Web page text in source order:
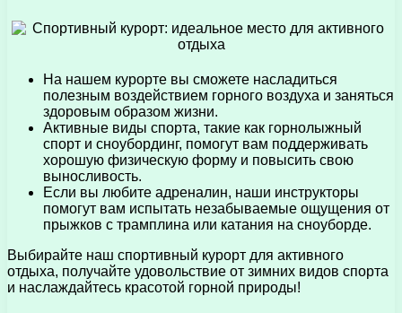
На нашем курорте вы сможете насладиться
полезным воздействием горного воздуха и заняться
здоровым образом жизни.
Активные виды спорта, такие как горнолыжный
спорт и сноубординг, помогут вам поддерживать
хорошую физическую форму и повысить свою
выносливость.
Если вы любите адреналин, наши инструкторы
помогут вам испытать незабываемые ощущения от
прыжков с трамплина или катания на сноуборде.
Выбирайте наш спортивный курорт для активного
отдыха, получайте удовольствие от зимних видов спорта
и наслаждайтесь красотой горной природы!